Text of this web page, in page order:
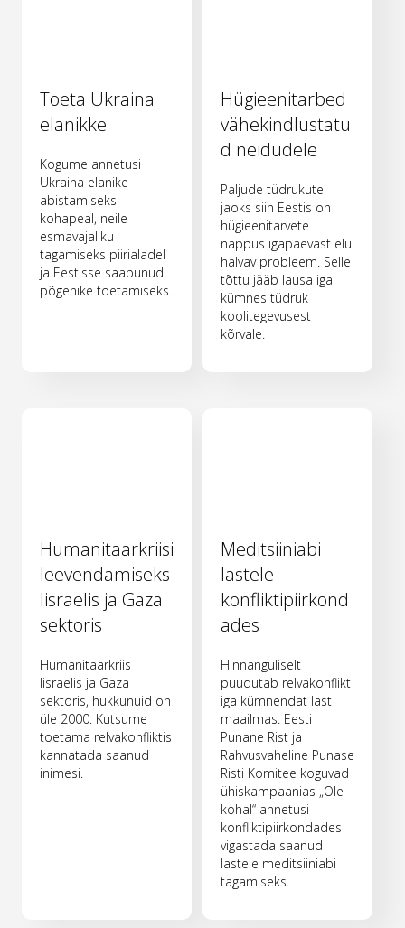
Toeta Ukraina
elanikke
Kogume annetusi
Ukraina elanike
abistamiseks
kohapeal, neile
esmavajaliku
tagamiseks piirialadel
ja Eestisse saabunud
põgenike toetamiseks.
Hügieenitarbed
vähekindlustatu
d neidudele
Paljude tüdrukute
jaoks siin Eestis on
hügieenitarvete
nappus igapäevast elu
halvav probleem. Selle
tõttu jääb lausa iga
kümnes tüdruk
koolitegevusest
kõrvale.
Humanitaarkriisi
leevendamiseks
Iisraelis ja Gaza
sektoris
Humanitaarkriis
Iisraelis ja Gaza
sektoris, hukkunuid on
üle 2000. Kutsume
toetama relvakonfliktis
kannatada saanud
inimesi.
Meditsiiniabi
lastele
konfliktipiirkond
ades
Hinnanguliselt
puudutab relvakonflikt
iga kümnendat last
maailmas. Eesti
Punane Rist ja
Rahvusvaheline Punase
Risti Komitee koguvad
ühiskampaanias „Ole
kohal“ annetusi
konfliktipiirkondades
vigastada saanud
lastele meditsiiniabi
tagamiseks.